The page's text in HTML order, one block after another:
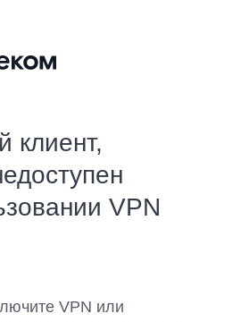
клиент,
VPN
VPN или